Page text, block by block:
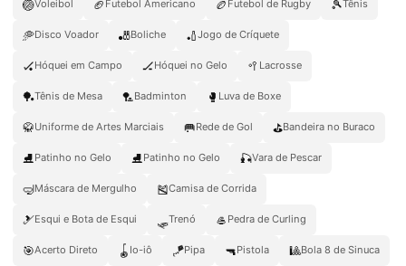
🏐Voleibol 🏈 Futebol Americano 🏉 Futebol de Rugby 🎾Tênis
🥏Disco Voador 🎳Boliche 🏏Jogo de Críquete
🏑Hóquei em Campo 🏒Hóquei no Gelo 🥍 Lacrosse
🏓Tênis de Mesa 🏸Badminton 🥊 Luva de Boxe
🥋Uniforme de Artes Marciais 🥅Rede de Gol ⛳Bandeira no Buraco
⛸️Patinho no Gelo ⛸Patinho no Gelo 🎣Vara de Pescar
🤿Máscara de Mergulho 🎽Camisa de Corrida
🎿Esqui e Bota de Esqui 🛷Trenó 🥌 Pedra de Curling
🎯Acerto Direto 🪀 Io-iô 🪁Pipa 🔫Pistola 🎱Bola 8 de Sinuca